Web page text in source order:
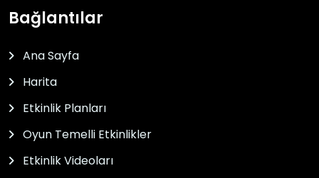
Bağlantılar
Ana Sayfa
Harita
Etkinlik Planları
Oyun Temelli Etkinlikler
Etkinlik Videoları